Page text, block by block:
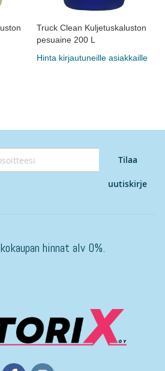
Truck Clean Kuljetuskaluston
pesuaine 200 L
Hinta kirjautuneille asiakkaille
Tilaa
uutiskirje
hinnat alv 0%.